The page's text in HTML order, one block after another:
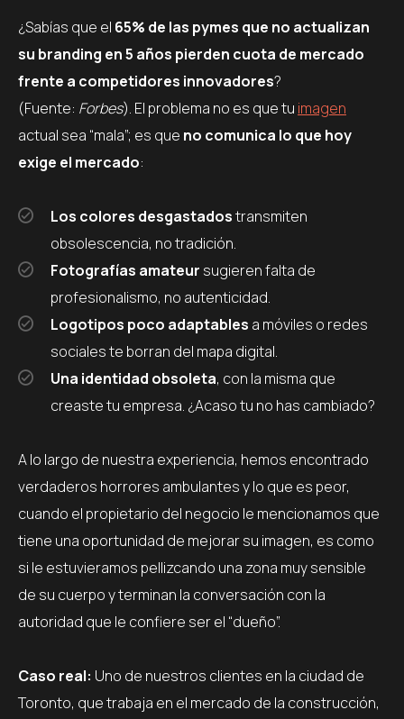
¿Sabías que el 65% de las pymes que no actualizan
su branding en 5 años pierden cuota de mercado
frente a competidores innovadores?
(Fuente: Forbes). El problema no es que tu imagen
actual sea “mala”; es que no comunica lo que hoy
exige el mercado:
Los colores desgastadostransmiten
obsolescencia, no tradición.
Fotografías amateur sugieren falta de
profesionalismo, no autenticidad.
Logotipos poco adaptables a móviles o redes
sociales te borran del mapa digital.
Una identidad obsoleta, con la misma que
creaste tu empresa. ¿Acaso tu no has cambiado?
A lo largo de nuestra experiencia, hemos encontrado
verdaderos horrores ambulantes y lo que es peor,
cuando el propietario del negocio le mencionamos que
tiene una oportunidad de mejorar su imagen, es como
si le estuvieramos pellizcando una zona muy sensible
de su cuerpo y terminan la conversación con la
autoridad que le confiere ser el “dueño”.
Caso real: Uno de nuestros clientes en la ciudad de
Toronto, que trabaja en el mercado de la construcción,